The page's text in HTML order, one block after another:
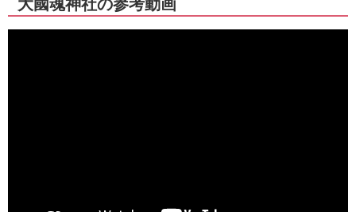
大國魂神社の参考動画